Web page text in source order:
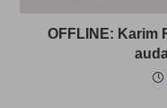
OFFLINE: Karim